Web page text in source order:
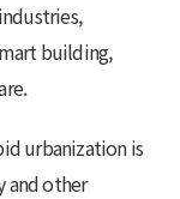
building,
urbanization is
and other